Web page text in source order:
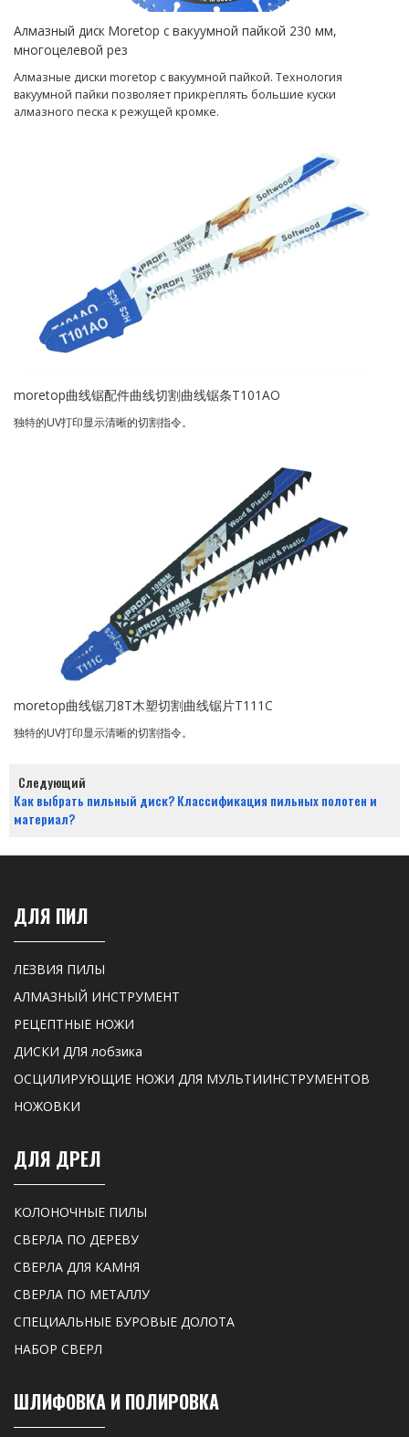
Алмазный диск Moretop с вакуумной пайкой 230 мм,
многоцелевой рез
Алмазные диски moretop с вакуумной пайкой. Технология
вакуумной пайки позволяет прикреплять большие куски
алмазного песка к режущей кромке.
moretop曲线锯配件曲线切割曲线锯条T101AO
独特的UV打印显示清晰的切割指令。
moretop曲线锯刀8T木塑切割曲线锯片T111C
独特的UV打印显示清晰的切割指令。
Следующий
Как выбрать пильный диск? Классификация пильных полотен и
материал?
ДЛЯ ПИЛ
ЛЕЗВИЯ ПИЛЫ
АЛМАЗНЫЙ ИНСТРУМЕНТ
РЕЦЕПТНЫЕ НОЖИ
ДИСКИ ДЛЯ лобзика
ОСЦИЛИРУЮЩИЕ НОЖИ ДЛЯ МУЛЬТИИНСТРУМЕНТОВ
НОЖОВКИ
ДЛЯ ДРЕЛ
КОЛОНОЧНЫЕ ПИЛЫ
СВЕРЛА ПО ДЕРЕВУ
СВЕРЛА ДЛЯ КАМНЯ
СВЕРЛА ПО МЕТАЛЛУ
СПЕЦИАЛЬНЫЕ БУРОВЫЕ ДОЛОТА
НАБОР СВЕРЛ
ШЛИФОВКА И ПОЛИРОВКА